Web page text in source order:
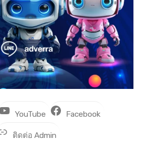
YouTube Facebook
ติดต่อ Admin